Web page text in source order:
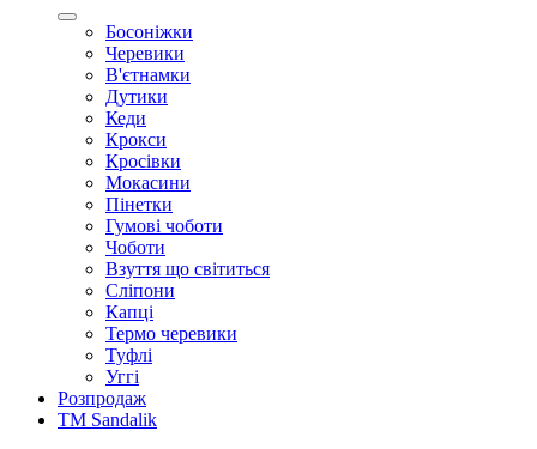
Босоніжки
Черевики
В'єтнамки
Дутики
Кеди
Крокси
Кросівки
Мокасини
Пінетки
Гумові чоботи
Чоботи
Взуття що світиться
Сліпони
Капці
Термо черевики
Туфлі
Уггі
Розпродаж
TM Sandalik